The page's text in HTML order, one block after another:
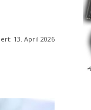
13. April 2026